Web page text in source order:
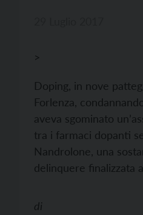
>
Doping, in nove
Forlenza,
aveva sgominato
tra i farmaci dopanti
Nandrolone, una
delinquere finalizzata
di